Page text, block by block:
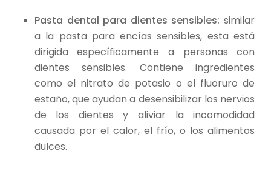
Pasta dental para dientes sensibles:similar
a la pasta para encías sensibles, esta está
dirigida específicamente a personas con
dientes sensibles. Contiene ingredientes
como el nitrato de potasio o el fluoruro de
estaño, que ayudan a desensibilizar los nervios
de los dientes y aliviar la incomodidad
causada por el calor, el frío, o los alimentos
dulces.